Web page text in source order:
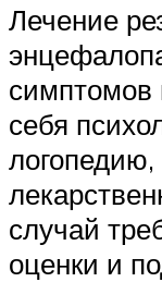
Лечение
симптомов
себя
случай
оценки и